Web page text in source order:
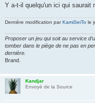
Y a-t-il quelqu'un ici qui saurait
Dernière modification parKamiSeiTo le
Proposer un jeu qui soit au service
tomber dans le piège de ne pas en
dernière.
Brand.
Kandjar
Envoyé de la Source